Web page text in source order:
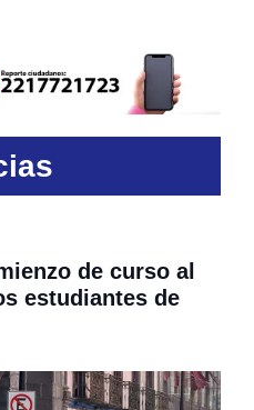
de curso al
estudiantes de